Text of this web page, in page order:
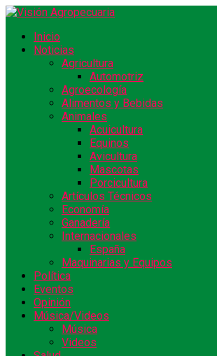
Inicio
Noticias
Agricultura
Automotriz
Agroecología
Alimentos y Bebidas
Animales
Acuicultura
Equinos
Avicultura
Mascotas
Porcicultura
Artículos Técnicos
Economía
Ganadería
Internacionales
España
Maquinarias y Equipos
Política
Eventos
Opinión
Música/Videos
Música
Videos